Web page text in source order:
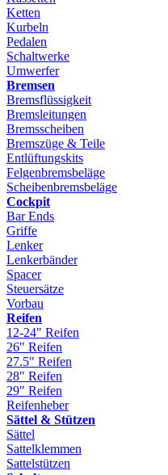
Ketten
Kurbeln
Pedalen
Schaltwerke
Umwerfer
Bremsen
Bremsflüssigkeit
Bremsleitungen
Bremsscheiben
Bremszüge & Teile
Entlüftungskits
Felgenbremsbeläge
Scheibenbremsbeläge
Cockpit
Bar Ends
Griffe
Lenker
Lenkerbänder
Spacer
Steuersätze
Vorbau
Reifen
12-24" Reifen
26" Reifen
27.5" Reifen
28" Reifen
29" Reifen
Reifenheber
Sättel & Stützen
Sättel
Sattelklemmen
Sattelstützen